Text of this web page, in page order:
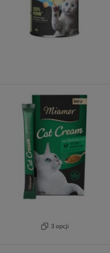
3 opcji